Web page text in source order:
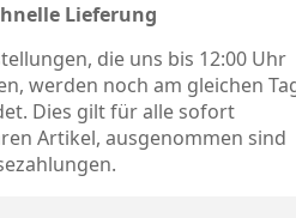
Lieferung
die uns bis 12:00 Uhr
werden noch am gleichen
Dies gilt für alle sofort
Artikel, ausgenommen sind